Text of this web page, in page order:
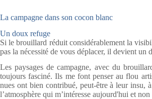
La campagne dans son cocon blanc
Un doux refuge
Si le brouillard réduit considérablement la
pas la nécessité de vous déplacer, il devient un
Les paysages de campagne, avec du
toujours fasciné. Ils me font penser au flou
nues ont bien contribué, peut-être à leur insu,
l’atmosphère qui m’intéresse aujourd'hui et non